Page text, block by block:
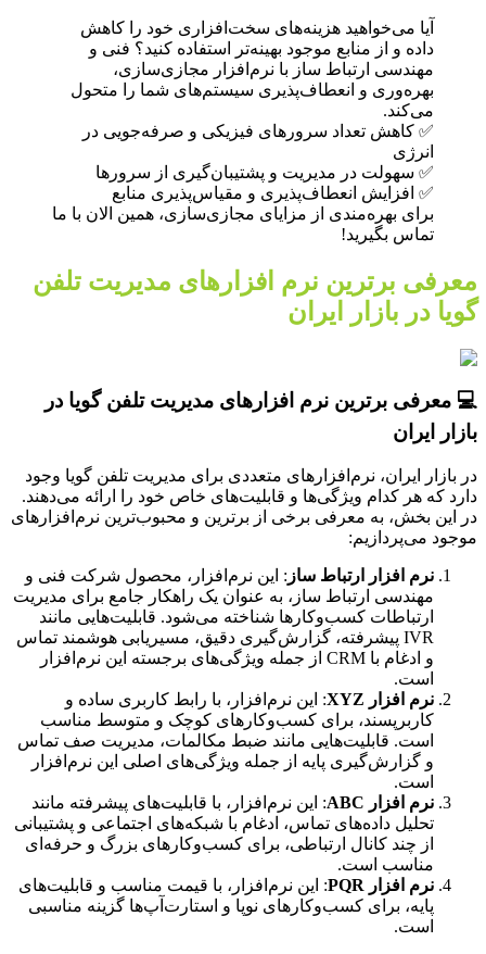
آیا می‌خواهید هزینه‌های سخت‌افزاری خود را کاهش
داده و از منابع موجود بهینه‌تر استفاده کنید؟ فنی و
مهندسی ارتباط ساز با نرم‌افزار مجازی‌سازی،
بهره‌وری و انعطاف‌پذیری سیستم‌های شما را متحول
می‌کند.
✅ کاهش تعداد سرورهای فیزیکی و صرفه‌جویی در
انرژی
✅ سهولت در مدیریت و پشتیبان‌گیری از سرورها
✅ افزایش انعطاف‌پذیری و مقیاس‌پذیری منابع
برای بهره‌مندی از مزایای مجازی‌سازی، همین الان با ما
تماس بگیرید!
معرفی برترین نرم افزارهای مدیریت تلفن
گویا در بازار ایران
💻 معرفی برترین نرم افزارهای مدیریت تلفن گویا در
بازار ایران
در بازار ایران، نرم‌افزارهای متعددی برای مدیریت تلفن گویا وجود
دارد که هر کدام ویژگی‌ها و قابلیت‌های خاص خود را ارائه می‌دهند.
در این بخش، به معرفی برخی از برترین و محبوب‌ترین نرم‌افزارهای
موجود می‌پردازیم:
نرم افزار ارتباط ساز : این نرم‌افزار، محصول شرکت فنی و
مهندسی ارتباط ساز، به عنوان یک راهکار جامع برای مدیریت
ارتباطات کسب‌وکارها شناخته می‌شود. قابلیت‌هایی مانند
IVR پیشرفته، گزارش‌گیری دقیق، مسیریابی هوشمند تماس
و ادغام با CRM از جمله ویژگی‌های برجسته این نرم‌افزار
است.
نرم افزار XYZ
: این نرم‌افزار، با رابط کاربری ساده و
کاربرپسند، برای کسب‌وکارهای کوچک و متوسط مناسب
است. قابلیت‌هایی مانند ضبط مکالمات، مدیریت صف تماس
و گزارش‌گیری پایه از جمله ویژگی‌های اصلی این نرم‌افزار
است.
نرم افزار ABC
: این نرم‌افزار، با قابلیت‌های پیشرفته مانند
تحلیل داده‌های تماس، ادغام با شبکه‌های اجتماعی و پشتیبانی
از چند کانال ارتباطی، برای کسب‌وکارهای بزرگ و حرفه‌ای
مناسب است.
نرم افزار PQR
: این نرم‌افزار، با قیمت مناسب و قابلیت‌های
پایه، برای کسب‌وکارهای نوپا و استارت‌آپ‌ها گزینه مناسبی
است.